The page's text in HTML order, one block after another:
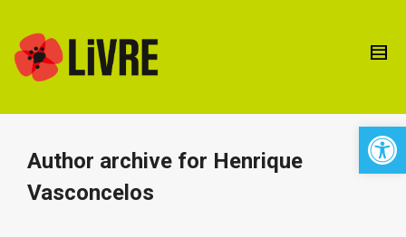
Author archive for Henrique
Vasconcelos